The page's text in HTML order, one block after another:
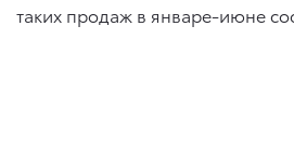
таких продаж в январе-июне